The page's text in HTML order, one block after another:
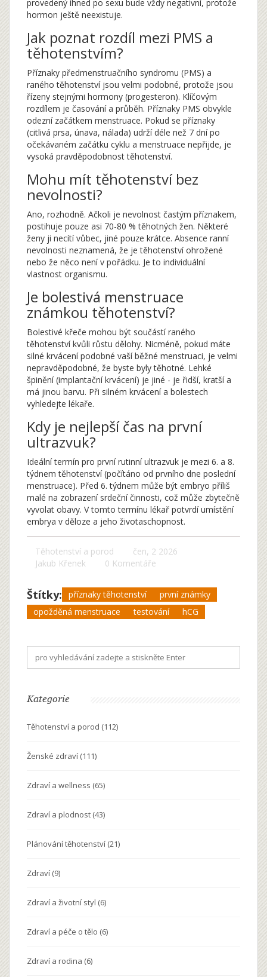
provedený ihned po sexu bude vždy negativní, protože
hormon ještě neexistuje.
Jak poznat rozdíl mezi PMS a
těhotenstvím?
Příznaky předmenstruačního syndromu (PMS) a
raného těhotenství jsou velmi podobné, protože jsou
řízeny stejnými hormony (progesteron). Klíčovým
rozdílem je časování a průběh. Příznaky PMS obvykle
odezní začátkem menstruace. Pokud se příznaky
(citlivá prsa, únava, nálada) udrží déle než 7 dní po
očekávaném začátku cyklu a menstruace nepřijde, je
vysoká pravděpodobnost těhotenství.
Mohu mít těhotenství bez
nevolnosti?
Ano, rozhodně. Ačkoli je nevolnost častým příznakem,
postihuje pouze asi 70-80 % těhotných žen. Některé
ženy ji necítí vůbec, jiné pouze krátce. Absence ranní
nevolnosti neznamená, že je těhotenství ohrožené
nebo že něco není v pořádku. Je to individuální
vlastnost organismu.
Je bolestivá menstruace
známkou těhotenství?
Bolestivé křeče mohou být součástí raného
těhotenství kvůli růstu dělohy. Nicméně, pokud máte
silné krvácení podobné vaší běžné menstruaci, je velmi
nepravděpodobné, že byste byly těhotné. Lehké
špinění (implantační krvácení) je jiné - je řidší, kratší a
má jinou barvu. Při silném krvácení a bolestech
vyhledejte lékaře.
Kdy je nejlepší čas na první
ultrazvuk?
Ideální termín pro první rutinní ultrazvuk je mezi 6. a 8.
týdnem těhotenství (počítáno od prvního dne poslední
menstruace). Před 6. týdnem může být embryo příliš
malé na zobrazení srdeční činnosti, což může zbytečně
vyvolat obavy. V tomto termínu lékař potvrdí umístění
embrya v děloze a jeho životaschopnost.
Těhotenství a porod
čen, 2 2026
Jakub Křenek
0 Komentáře
Štítky: příznaky těhotenství
první známky
opožděná menstruace
testování hCG
Kategorie
Těhotenství a porod (112)
Ženské zdraví (111)
Zdraví a wellness (65)
Zdraví a plodnost (43)
Plánování těhotenství (21)
Zdraví (9)
Zdraví a životní styl (6)
Zdraví a péče o tělo (6)
Zdraví a rodina (6)